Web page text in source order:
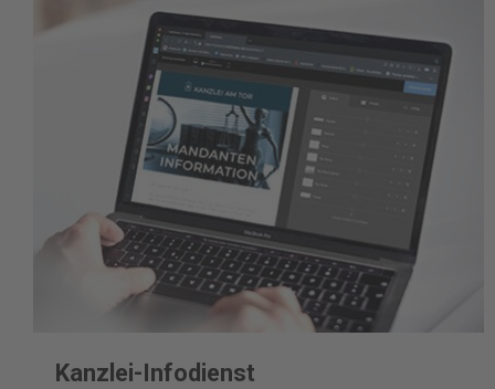
Kanzlei-Infodienst